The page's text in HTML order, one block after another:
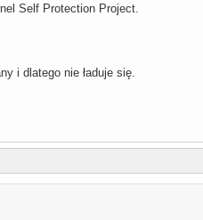
Self Protection Project.
i dlatego nie ładuje się.